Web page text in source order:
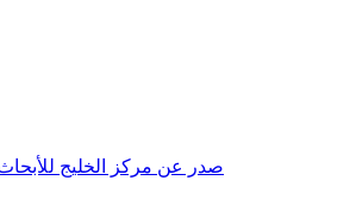
صدر عن مركز الخليج للأبحاث الملف الاستراتيجي السنوي مع بداية عام 2026م،